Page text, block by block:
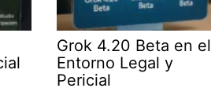
Grok 4.20 Beta en el
Entorno Legal y
Pericial